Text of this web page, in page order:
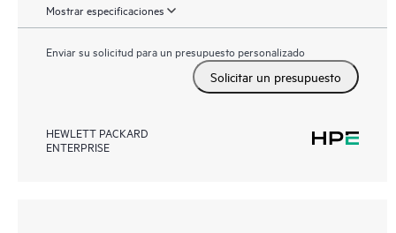
Mostrar especificaciones
Enviar su solicitud para un presupuesto personalizado
Solicitar un presupuesto
HEWLETT PACKARD
ENTERPRISE